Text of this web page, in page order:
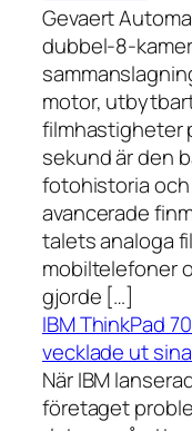
Gevaert
dubbel-8-
motor,
filmhastigheter
sekund är den
fotohistoria
avancerade
talets analoga
mobiltelefoner
gjorde […]
IBM ThinkPad
vecklade ut
När IBM
företaget